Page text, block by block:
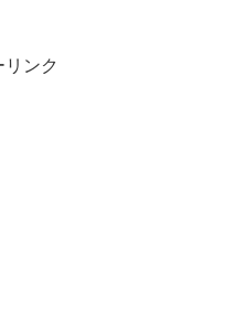
ンク